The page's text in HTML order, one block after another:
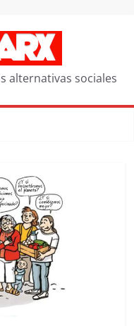
alternativas sociales